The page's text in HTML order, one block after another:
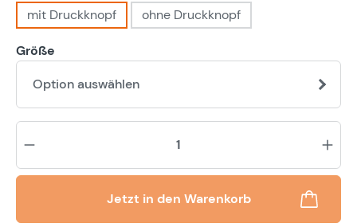
mit Druckknopf
ohne Druckknopf
Größe
Option auswählen
Jetzt in den Warenkorb